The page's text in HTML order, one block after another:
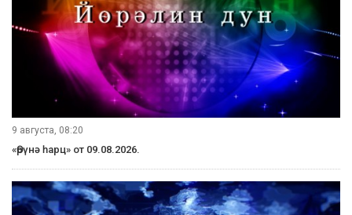
10 августа, 08:35